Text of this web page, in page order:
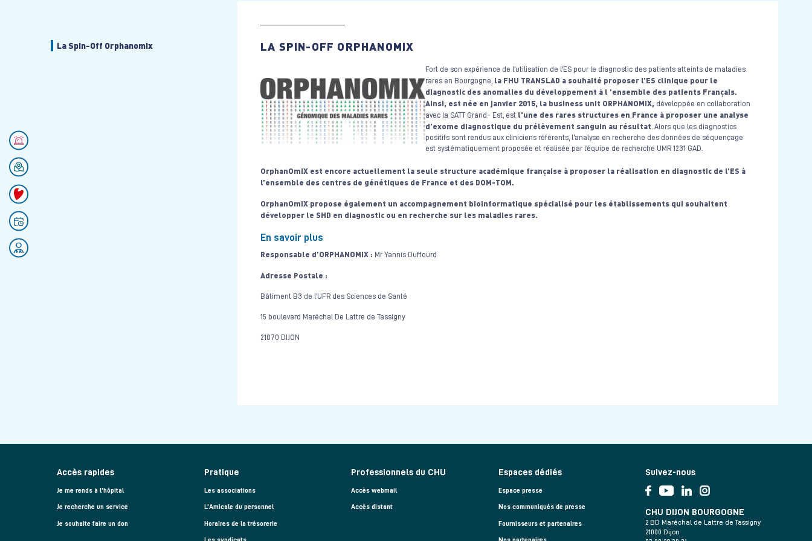
La Spin-Off Orphanomix LA SPIN-OFF ORPHANOMIX
Fort de son expérience de l’utilisation de l’ES pour le diagnostic des patients atteints de maladies
rares en Bourgogne, la FHU TRANSLAD a souhaité proposer l’ES clinique pour le
diagnostic des anomalies du développement à l ’ensemble des patients Français.
Ainsi, est née en janvier 2015, la business unit ORPHANOMIX, développée en collaboration
avec la SATT Grand- Est, est l'une des rares structures en France à proposer une analyse
d’exome diagnostique du prélèvement sanguin au résultat . Alors que les diagnostics
positifs sont rendus aux cliniciens référents, l’analyse en recherche des données de séquençage
est systématiquement proposée et réalisée par l’équipe de recherche UMR 1231 GAD.
OrphanOmiX est encore actuellement la seule structure académique française à proposer la réalisation en diagnostic de l’ES à
l’ensemble des centres de génétiques de France et des DOM-TOM.
OrphanOmiX propose également un accompagnement bioinformatique spécialisé pour les établissements qui souhaitent
développer le SHD en diagnostic ou en recherche sur les maladies rares.
En savoir plus
Responsable d’ORPHANOMIX : Mr Yannis Duffourd
Adresse Postale :
Bâtiment B3 de l’UFR des Sciences de Santé
15 boulevard Maréchal De Lattre de Tassigny
21070 DIJON
Accès rapides
Je me rends à l'hôpital
Je recherche un service
Je souhaite faire un don
Pratique
Les associations
L’Amicale du personnel
Horaires de la trésorerie
Professionnels du CHU
Accès webmail
Accès distant
Espaces dédiés
Espace presse
Nos communiqués de presse
Fournisseurs et partenaires
Suivez-nous
CHU DIJON BOURGOGNE
2 BD Maréchal de Lattre de Tassigny
21000 Dijon